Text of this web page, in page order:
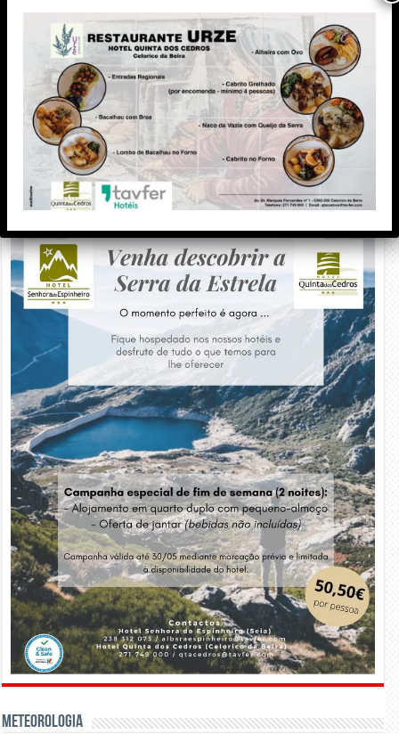
PUBLICIDADE
Meteorologia